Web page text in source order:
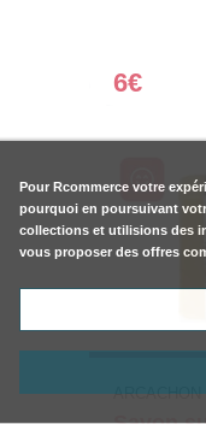
6€
ARCACHON
Pour Rcommerce votre
pourquoi en poursuivant
collections et utilisions des
vous proposer des offres